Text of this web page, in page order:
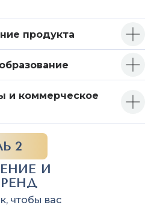
продукта
и коммерческое
И
2
чтобы вас